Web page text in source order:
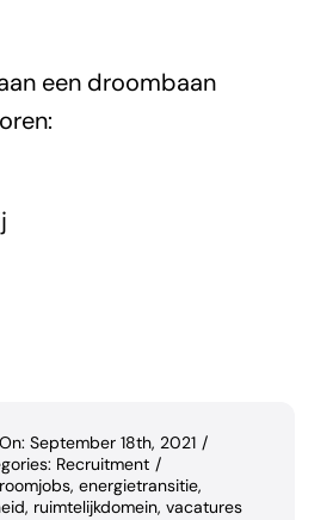
een droombaan
September 18th, 2021 /
Recruitment /
, energietransitie,
, ruimtelijkdomein, vacatures